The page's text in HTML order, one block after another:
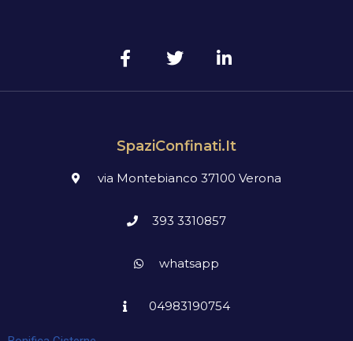
SpaziConfinati.it
via Montebianco 37100 Verona
393 3310857
whatsapp
04983190754